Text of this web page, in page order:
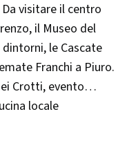
visitare il centro
il Museo del
le Cascate
Franchi a Piuro.
Crotti, evento
locale